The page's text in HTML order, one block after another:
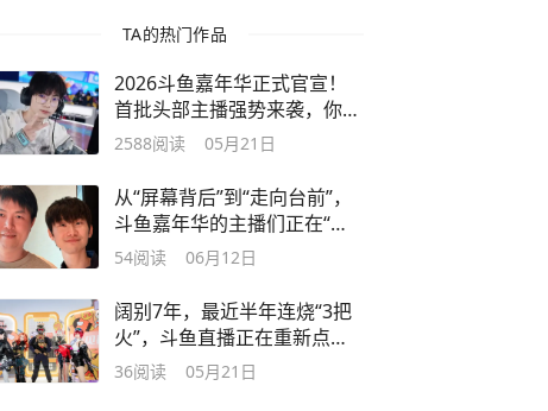
TA的热门作品
2026斗鱼嘉年华正式官宣！
首批头部主播强势来袭，你认
识几位？
2588阅读 05月21日
从“屏幕背后”到“走向台前”，
斗鱼嘉年华的主播们正在“破
壁”
54阅读 06月12日
阔别7年，最近半年连烧“3把
火”，斗鱼直播正在重新点燃
主场
36阅读 05月21日